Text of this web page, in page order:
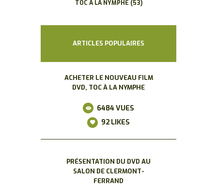
TOC À LA NYMPHE (53)
ARTICLES POPULAIRES
ACHETER LE NOUVEAU FILM
DVD, TOC À LA NYMPHE
6484 VUES
92 LIKES
PRÉSENTATION DU DVD AU
SALON DE CLERMONT-
FERRAND